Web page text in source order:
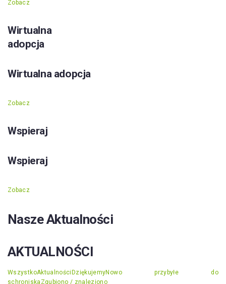
Zobacz
Wirtualna
adopcja
Wirtualna adopcja
Zobacz
Wspieraj
Wspieraj
Zobacz
Nasze Aktualności
AKTUALNOŚCI
WszystkoAktualności DziękujemyNowo przybyłe do
schroniska Zgubiono / znaleziono